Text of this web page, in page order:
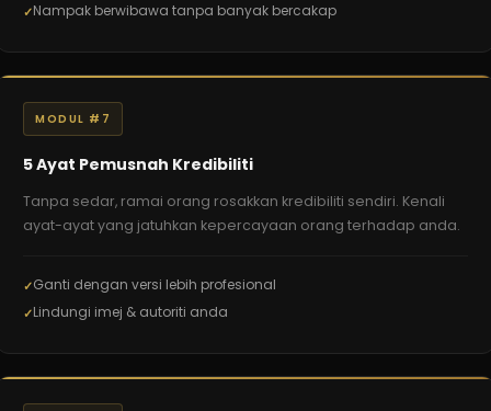
Nampak berwibawa tanpa banyak bercakap
MODUL #7
5 Ayat Pemusnah Kredibiliti
Tanpa sedar, ramai orang rosakkan kredibiliti sendiri. Kenali
ayat-ayat yang jatuhkan kepercayaan orang terhadap anda.
Ganti dengan versi lebih profesional
Lindungi imej & autoriti anda